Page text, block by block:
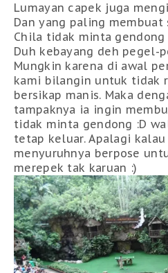
Lumayan capek juga
Dan yang paling membuat
Chila tidak minta
Duh kebayang deh pegel-
Mungkin karena di awal
kami bilangin untuk tidak
bersikap manis. Maka
tampaknya ia ingin
tidak minta gendong :D
tetap keluar. Apalagi kalau
menyuruhnya berpose
merepek tak karuan :)